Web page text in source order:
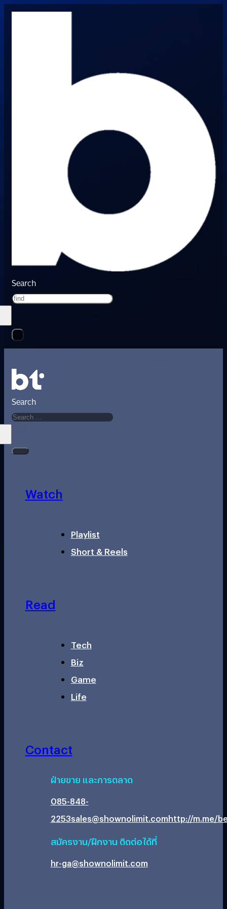
Search
Search
Watch
Playlist
Short & Reels
Read
Tech
Biz
Game
Life
Contact
ฝ่ายขาย และการตลาด
085-848-
2253sales@shownolimit.comhttp://m.me/
สมัครงาน/ฝึกงาน ติดต่อได้ที่
hr-ga@shownolimit.com